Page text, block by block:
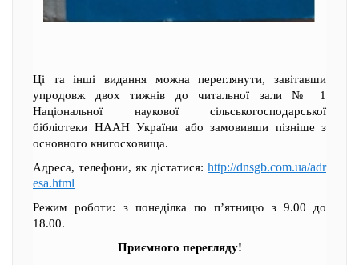
Ці та інші видання можна переглянути, завітавши
упродовж двох тижнів до читальної зали № 1
Національної наукової сільськогосподарської
бібліотеки НААН України або замовивши пізніше з
основного книгосховища.
Адреса, телефони, як дістатися: http://dnsgb.com.ua/adr
esa.html
Режим роботи: з понеділка по п’ятницю з 9.00 до
18.00.
Приємного перегляду!